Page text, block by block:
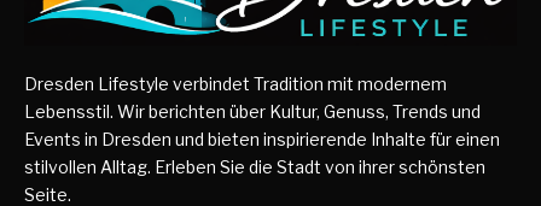
Dresden Lifestyle verbindet Tradition mit modernem
Lebensstil. Wir berichten über Kultur, Genuss, Trends und
Events in Dresden und bieten inspirierende Inhalte für einen
stilvollen Alltag. Erleben Sie die Stadt von ihrer schönsten
Seite.